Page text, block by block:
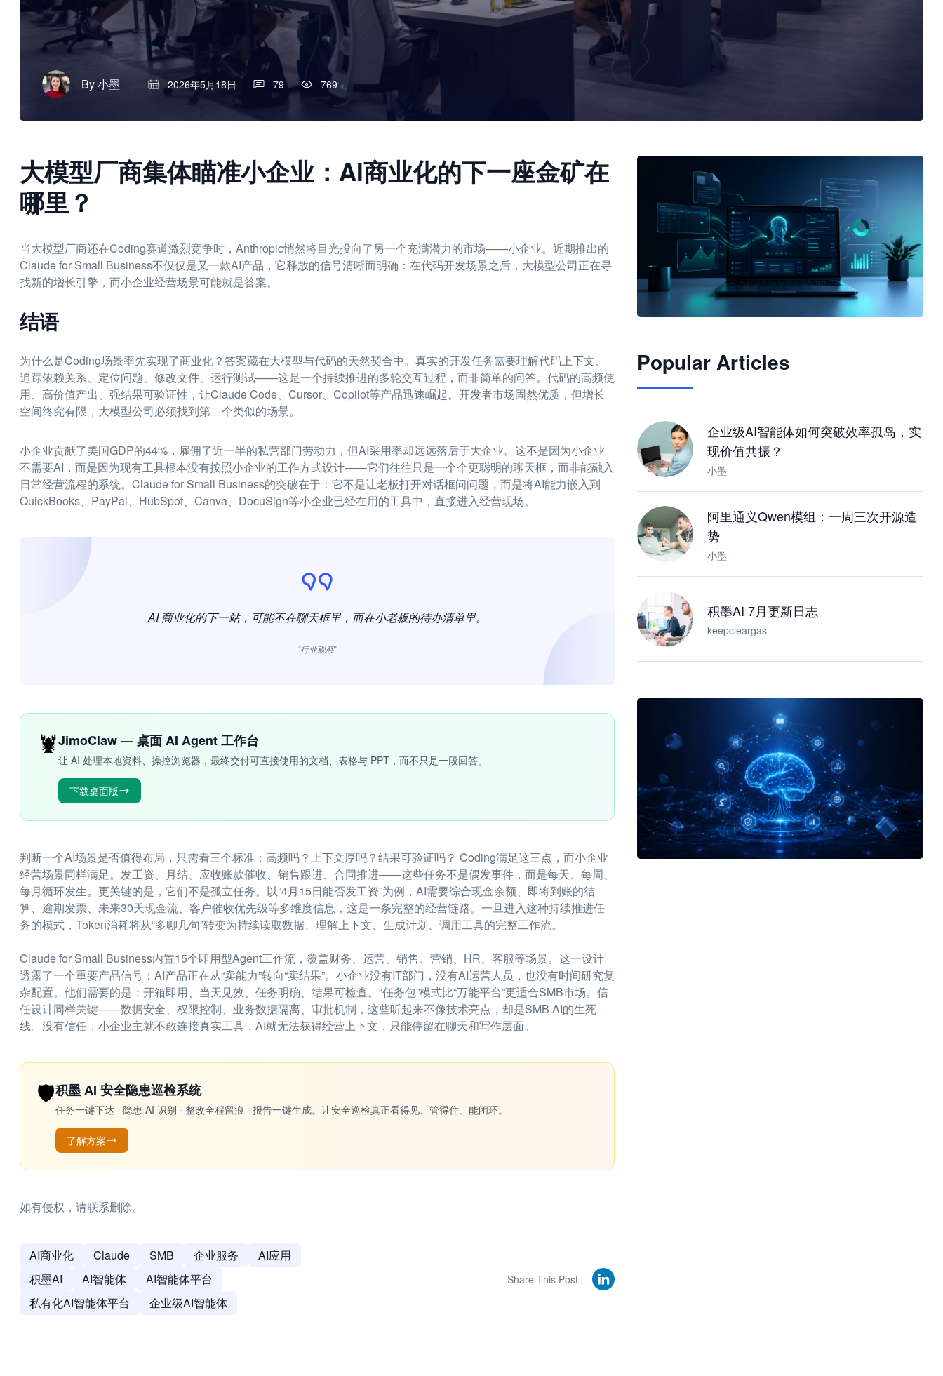
By小墨 2026年5月18日 79 769
大模型厂商集体瞄准小企业：AI商业化的下一座金矿在
哪里？
当大模型厂商还在Coding赛道激烈竞争时，Anthropic悄然将目光投向了另一个充满潜力的市场——小企业。近期推出的
Claude for Small Business不仅仅是又一款AI产品，它释放的信号清晰而明确：在代码开发场景之后，大模型公司正在寻
找新的增长引擎，而小企业经营场景可能就是答案。
结语
为什么是Coding场景率先实现了商业化？答案藏在大模型与代码的天然契合中。真实的开发任务需要理解代码上下文、
追踪依赖关系、定位问题、修改文件、运行测试——这是一个持续推进的多轮交互过程，而非简单的问答。代码的高频使
用、高价值产出、强结果可验证性，让Claude Code、Cursor、Copilot等产品迅速崛起。开发者市场固然优质，但增长
空间终究有限，大模型公司必须找到第二个类似的场景。
小企业贡献了美国GDP的44%，雇佣了近一半的私营部门劳动力，但AI采用率却远远落后于大企业。这不是因为小企业
不需要AI，而是因为现有工具根本没有按照小企业的工作方式设计——它们往往只是一个个更聪明的聊天框，而非能融入
日常经营流程的系统。Claude for Small Business的突破在于：它不是让老板打开对话框问问题，而是将AI能力嵌入到
QuickBooks、PayPal、HubSpot、Canva、DocuSign等小企业已经在用的工具中，直接进入经营现场。
AI 商业化的下一站，可能不在聊天框里，而在小老板的待办清单里。
“行业观察”
🦞JimoClaw — 桌面 AI Agent 工作台
让 AI 处理本地资料、操控浏览器，最终交付可直接使用的文档、表格与 PPT，而不只是一段回答。
下载桌面版
判断一个AI场景是否值得布局，只需看三个标准：高频吗？上下文厚吗？结果可验证吗？ Coding满足这三点，而小企业
经营场景同样满足。发工资、月结、应收账款催收、销售跟进、合同推进——这些任务不是偶发事件，而是每天、每周、
每月循环发生。更关键的是，它们不是孤立任务。以“4月15日能否发工资”为例，AI需要综合现金余额、即将到账的结
算、逾期发票、未来30天现金流、客户催收优先级等多维度信息，这是一条完整的经营链路。一旦进入这种持续推进任
务的模式，Token消耗将从“多聊几句”转变为持续读取数据、理解上下文、生成计划、调用工具的完整工作流。
Claude for Small Business内置15个即用型Agent工作流，覆盖财务、运营、销售、营销、HR、客服等场景。这一设计
透露了一个重要产品信号：AI产品正在从“卖能力”转向“卖结果”。小企业没有IT部门，没有AI运营人员，也没有时间研究复
杂配置。他们需要的是：开箱即用、当天见效、任务明确、结果可检查。“任务包”模式比“万能平台”更适合SMB市场。信
任设计同样关键——数据安全、权限控制、业务数据隔离、审批机制，这些听起来不像技术亮点，却是SMB AI的生死
线。没有信任，小企业主就不敢连接真实工具，AI就无法获得经营上下文，只能停留在聊天和写作层面。
🛡️积墨 AI 安全隐患巡检系统
任务一键下达 · 隐患 AI 识别 · 整改全程留痕 · 报告一键生成。让安全巡检真正看得见、管得住、能闭环。
了解方案
如有侵权，请联系删除。
AI商业化 Claude SMB 企业服务
AI应用
积墨AI
AI智能体
AI智能体平台
私有化AI智能体平台
企业级AI智能体
Share This Post
JimoClaw 桌面 AI Agent 工作台
Popular Articles
企业级AI智能体如何突破效率孤岛，实
现价值共振？
小墨
阿里通义Qwen模组：一周三次开源造
势
小墨
积墨AI 7月更新日志
keepcleargas